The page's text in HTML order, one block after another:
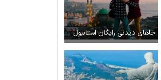
جاهای دیدنی رایگان استانبول